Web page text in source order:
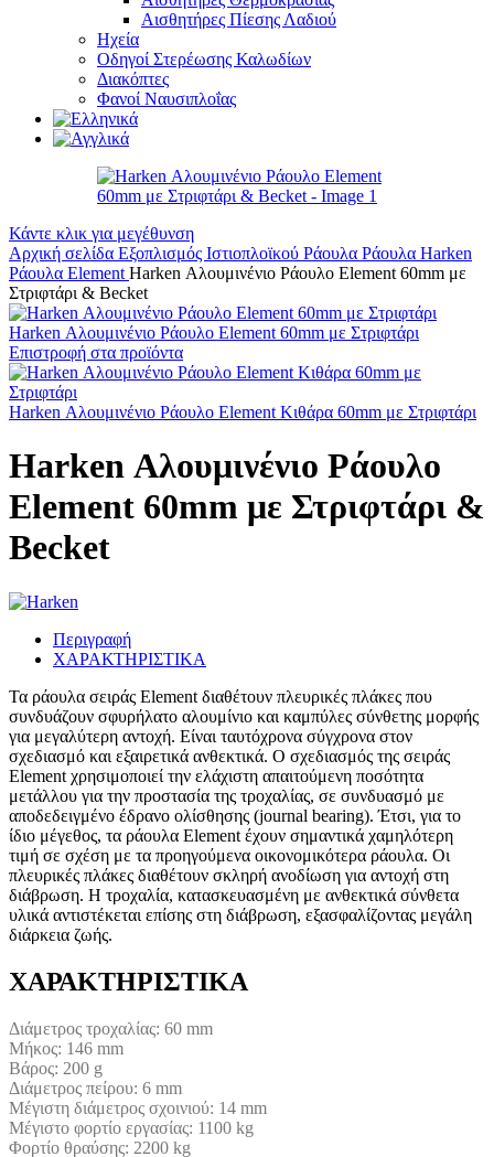
Αισθητήρες Πίεσης Λαδιού
Ηχεία
Οδηγοί Στερέωσης Καλωδίων
Διακόπτες
Φανοί Ναυσιπλοΐας
Κάντε κλικ για μεγέθυνση
Αρχική σελίδα Εξοπλισμός Ιστιοπλοϊκού Ράουλα Ράουλα Harken
Ράουλα Element Harken Αλουμινένιο Ράουλο Element 60mm με
Στριφτάρι & Becket
Harken Αλουμινένιο Ράουλο Element 60mm με Στριφτάρι
Επιστροφή στα προϊόντα
Harken Αλουμινένιο Ράουλο Element Κιθάρα 60mm με Στριφτάρι
Harken Αλουμινένιο Ράουλο
Element 60mm με Στριφτάρι &
Becket
Περιγραφή
ΧΑΡΑΚΤΗΡΙΣΤΙΚΑ
Τα ράουλα σειράς Element διαθέτουν πλευρικές πλάκες που
συνδυάζουν σφυρήλατο αλουμίνιο και καμπύλες σύνθετης μορφής
για μεγαλύτερη αντοχή. Είναι ταυτόχρονα σύγχρονα στον
σχεδιασμό και εξαιρετικά ανθεκτικά. Ο σχεδιασμός της σειράς
Element χρησιμοποιεί την ελάχιστη απαιτούμενη ποσότητα
μετάλλου για την προστασία της τροχαλίας, σε συνδυασμό με
αποδεδειγμένο έδρανο ολίσθησης (journal bearing). Έτσι, για το
ίδιο μέγεθος, τα ράουλα Element έχουν σημαντικά χαμηλότερη
τιμή σε σχέση με τα προηγούμενα οικονομικότερα ράουλα. Οι
πλευρικές πλάκες διαθέτουν σκληρή ανοδίωση για αντοχή στη
διάβρωση. Η τροχαλία, κατασκευασμένη με ανθεκτικά σύνθετα
υλικά αντιστέκεται επίσης στη διάβρωση, εξασφαλίζοντας μεγάλη
διάρκεια ζωής.
ΧΑΡΑΚΤΗΡΙΣΤΙΚΑ
Διάμετρος τροχαλίας: 60 mm
Μήκος: 146 mm
Βάρος: 200 g
Διάμετρος πείρου: 6 mm
Μέγιστη διάμετρος σχοινιού: 14 mm
Μέγιστο φορτίο εργασίας: 1100 kg
Φορτίο θραύσης: 2200 kg